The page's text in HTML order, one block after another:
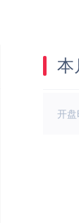
本
开盘